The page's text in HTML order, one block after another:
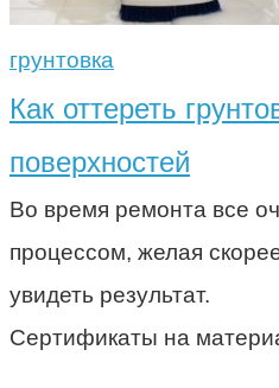
грунтовка
Как оттереть
поверхностей
Во время ремонта все
процессом, желая
увидеть результат.
Сертификаты на